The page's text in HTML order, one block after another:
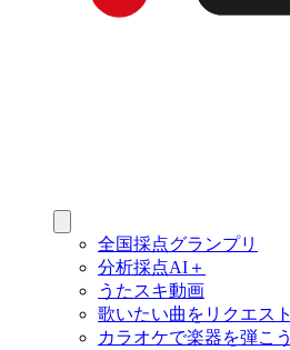
全国採点グランプリ
分析採点AI＋
うたスキ動画
歌いたい曲をリクエスト
カラオケで楽器を弾こう